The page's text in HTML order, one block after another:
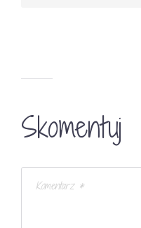
Skomentuj